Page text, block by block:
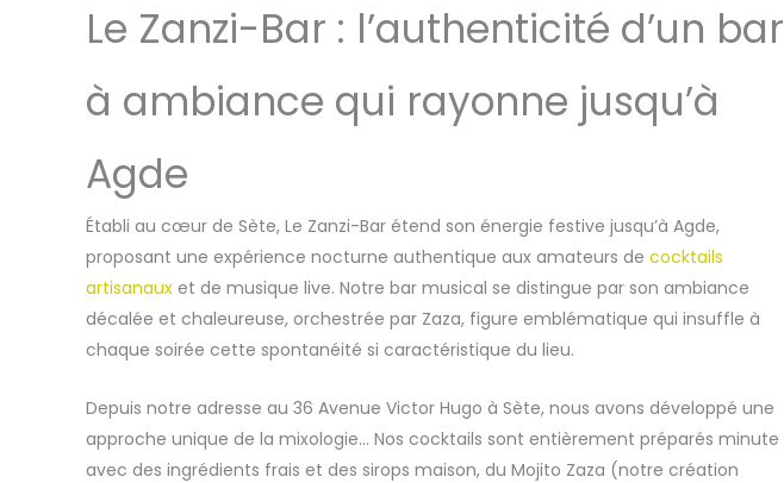
Le Zanzi-Bar : l’authenticité d’un bar
à ambiance qui rayonne jusqu’à
Agde
Établi au cœur de Sète, Le Zanzi-Bar étend son énergie festive jusqu’à Agde,
proposant une expérience nocturne authentique aux amateurs de cocktails
artisanaux et de musique live. Notre bar musical se distingue par son ambiance
décalée et chaleureuse, orchestrée par Zaza, figure emblématique qui insuffle à
chaque soirée cette spontanéité si caractéristique du lieu.
Depuis notre adresse au 36 Avenue Victor Hugo à Sète, nous avons développé une
approche unique de la mixologie… Nos cocktails sont entièrement préparés minute
avec des ingrédients frais et des sirops maison, du Mojito Zaza (notre création